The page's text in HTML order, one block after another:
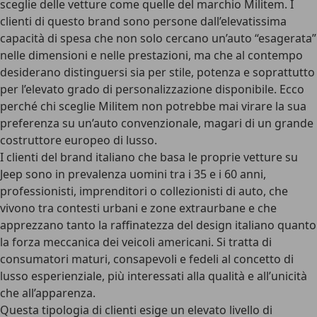
sceglie delle vetture come quelle del marchio Militem. I
clienti di questo brand sono persone dall’elevatissima
capacità di spesa che non solo cercano un’auto “esagerata”
nelle dimensioni e nelle prestazioni, ma che al contempo
desiderano distinguersi sia per stile, potenza e soprattutto
per l’elevato grado di personalizzazione disponibile. Ecco
perché chi sceglie Militem non potrebbe mai virare la sua
preferenza su un’auto convenzionale, magari di un grande
costruttore europeo di lusso.
I clienti del brand italiano che basa le proprie vetture su
Jeep sono in prevalenza uomini tra i 35 e i 60 anni,
professionisti, imprenditori o collezionisti di auto, che
vivono tra contesti urbani e zone extraurbane e che
apprezzano tanto la raffinatezza del design italiano quanto
la forza meccanica dei veicoli americani. Si tratta di
consumatori maturi, consapevoli e fedeli al concetto di
lusso esperienziale, più interessati alla qualità e all’unicità
che all’apparenza.
Questa tipologia di clienti esige un elevato livello di